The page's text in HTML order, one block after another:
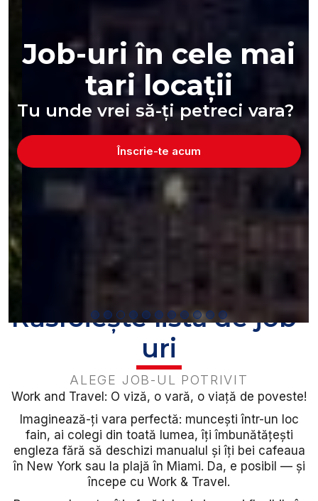
Job-uri în cele mai
tari locații
Tu unde vrei să-ți petreci vara?
Înscrie-te acum
Răsfoiește lista de job-
uri
ALEGE JOB-UL POTRIVIT
Work and Travel: O viză, o vară, o viață de poveste!
Imaginează-ți vara perfectă: muncești într-un loc
fain, ai colegi din toată lumea, îți îmbunătățești
engleza fără să deschizi manualul și îți bei cafeaua
în New York sau la plajă în Miami. Da, e posibil — și
începe cu Work & Travel.